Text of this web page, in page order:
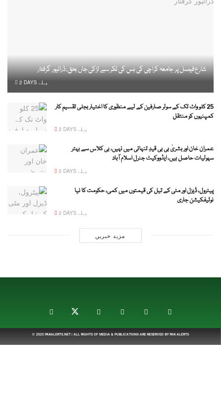
شارع فیصل پر جامعہ کراچی کی بس کی ٹکر سے لڑکی جاں بحق، ڈرائیور گرفتار
2 DAYS پہلے
25 کلو واٹ تک کے سولر صارفین کے لیے منظوری کا اختیار بجلی تقسیم کار
کمپنیوں کو منتقل
2 DAYS پہلے
عمران خان اور بشریٰ بی بی قیدِ تنہائی میں نہیں، بی کلاس سے بہتر
سہولیات حاصل ہیں، ایڈووکیٹ جنرل اسلام آباد
2 DAYS پہلے
پیٹرول، ڈیزل اور مٹی کے تیل کی قیمتوں میں کمی، حکومت کا نیا
نوٹیفکیشن جاری
2 DAYS پہلے
مزید خبریں
© 2025 PAKALERTS.NET| ALL RIGHTS OF MEDIA & PUBLICATIONS ARE RESERVED BY PAK ALERTS